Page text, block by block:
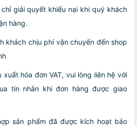
giải quyết khiếu nại khi quý khách
hàng.
khách chịu phí vận chuyển đến shop
xuất hóa đơn VAT, vui lòng liên hệ với
tin nhắn khi đơn hàng được giao
sản phẩm đã được kích hoạt bảo